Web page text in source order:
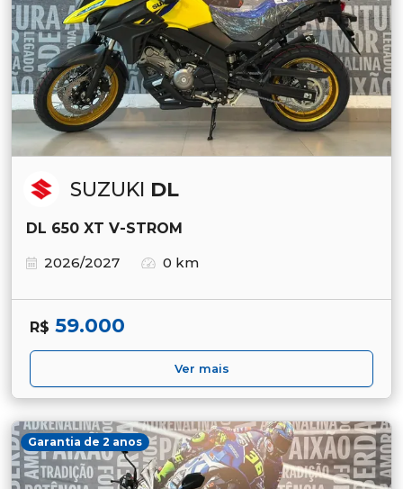
SUZUKI DL
DL 650 XT V-STROM
2026/2027
0 km
R$ 59.000
Ver mais
Garantia de 2 anos